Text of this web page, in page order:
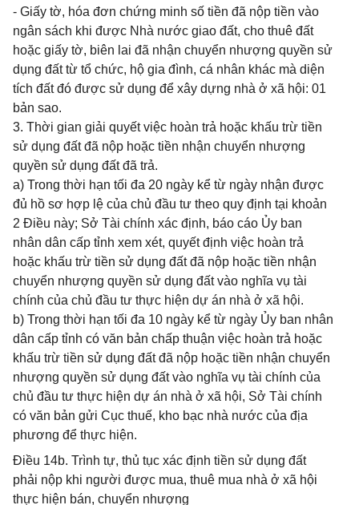
- Giấy tờ, hóa đơn chứng minh số tiền đã nộp tiền vào
ngân sách khi được Nhà nước giao đất, cho thuê đất
hoặc giấy tờ, biên lai đã nhận chuyển nhượng quyền sử
dụng đất từ tổ chức, hộ gia đình, cá nhân khác mà diện
tích đất đó được sử dụng để xây dựng nhà ở xã hội: 01
bản sao.
3. Thời gian giải quyết việc hoàn trả hoặc khấu trừ tiền
sử dụng đất đã nộp hoặc tiền nhận chuyển nhượng
quyền sử dụng đất đã trả.
a) Trong thời hạn tối đa 20 ngày kể từ ngày nhận được
đủ hồ sơ hợp lệ của chủ đầu tư theo quy định tại khoản
2 Điều này; Sở Tài chính xác định, báo cáo Ủy ban
nhân dân cấp tỉnh xem xét, quyết định việc hoàn trả
hoặc khấu trừ tiền sử dụng đất đã nộp hoặc tiền nhận
chuyển nhượng quyền sử dụng đất vào nghĩa vụ tài
chính của chủ đầu tư thực hiện dự án nhà ở xã hội.
b) Trong thời hạn tối đa 10 ngày kể từ ngày Ủy ban nhân
dân cấp tỉnh có văn bản chấp thuận việc hoàn trả hoặc
khấu trừ tiền sử dụng đất đã nộp hoặc tiền nhận chuyển
nhượng quyền sử dụng đất vào nghĩa vụ tài chính của
chủ đầu tư thực hiện dự án nhà ở xã hội, Sở Tài chính
có văn bản gửi Cục thuế, kho bạc nhà nước của địa
phương để thực hiện.
Điều 14b. Trình tự, thủ tục xác định tiền sử dụng đất
phải nộp khi người được mua, thuê mua nhà ở xã hội
thực hiện bán, chuyển nhượng